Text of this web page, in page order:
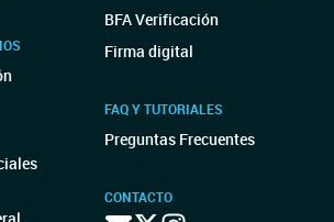
BFA Verificación
Firma digital
FAQ Y TUTORIALES
Preguntas Frecuentes
CONTACTO